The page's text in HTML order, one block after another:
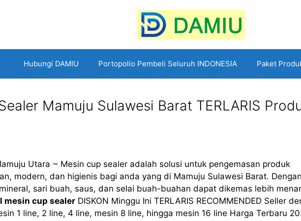
Hubungi DAMIU Portopolio Pembeli Seluruh INDONESIA Paket
Mamuju Sulawesi Barat TERLARIS
Utara ~ Mesin cup sealer adalah solusi untuk pengemasan produk
modern, dan higienis bagi anda yang di Mamuju Sulawesi Barat. Dengan
sari buah, saus, dan selai buah-buahan dapat dikemas lebih
mesin cup sealer DISKON Minggu Ini TERLARIS RECOMMENDED Seller
1 line, 2 line, 4 line, mesin 8 line, hingga mesin 16 line Harga Terbaru